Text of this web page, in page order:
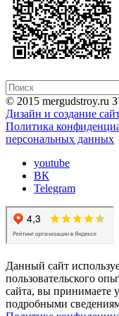
© 2015 mergudstroy.ru
Дизайн и создание
Политика
персональных данных
youtube
ВК
Telegram
Данный сайт
пользовательского
сайта, вы принимаете
подробными